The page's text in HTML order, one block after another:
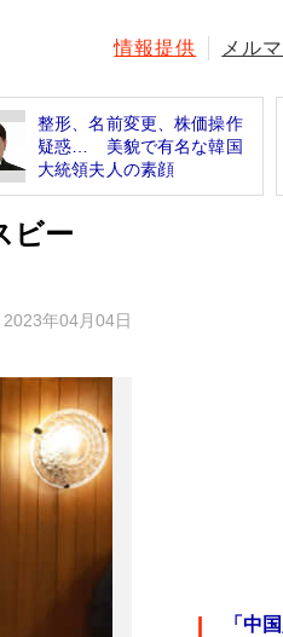
情報提供 メル
整形、名前変更、株価操作
疑惑… 美貌で有名な韓国
大統領夫人の素顔
ビー
2023年04月04日
「中